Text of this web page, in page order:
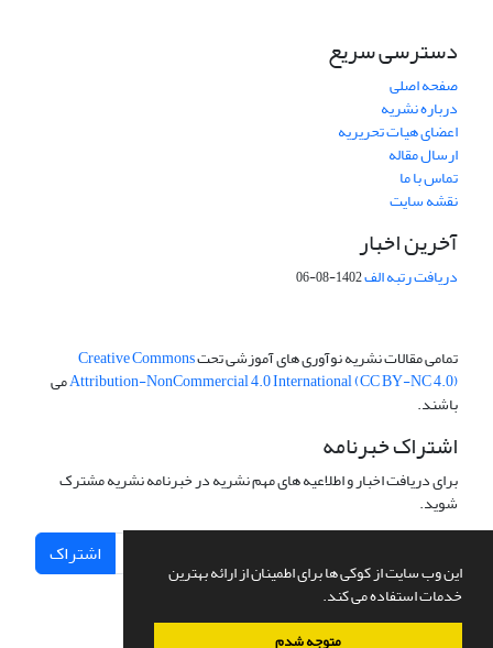
این وب سایت از کوکی ها برای اطمینان از ارائه بهترین
خدمات استفاده می کند.
متوجه شدم
دسترسی سریع
صفحه اصلی
درباره نشریه
اعضای هیات تحریریه
ارسال مقاله
تماس با ما
نقشه سایت
آخرین اخبار
دریافت رتبه الف1402-08-06
تمامی مقالات نشریه نوآوری های آموزشی تحتCreative Commons
Attribution-NonCommercial 4.0 International (CC BY-NC 4.0)می
باشند.
اشتراک خبرنامه
برای دریافت اخبار و اطلاعیه های مهم نشریه در خبرنامه نشریه مشترک
شوید.
اشتراک